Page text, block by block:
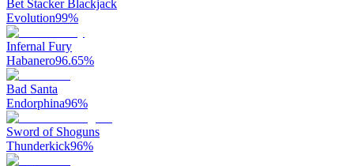
Bet Stacker Blackjack
Evolution99%
Infernal Fury
Habanero96.65%
Bad Santa
Endorphina96%
Sword of Shoguns
Thunderkick96%